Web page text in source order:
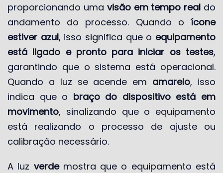
proporcionando uma visão em tempo real do
andamento do processo. Quando o ícone
estiver azul, isso significa que o equipamento
está ligado e pronto para iniciar os testes,
garantindo que o sistema está operacional.
Quando a luz se acende em amarelo, isso
indica que o braço do dispositivo está em
movimento, sinalizando que o equipamento
está realizando o processo de ajuste ou
calibração necessário.
A luz verdemostra que o equipamento está